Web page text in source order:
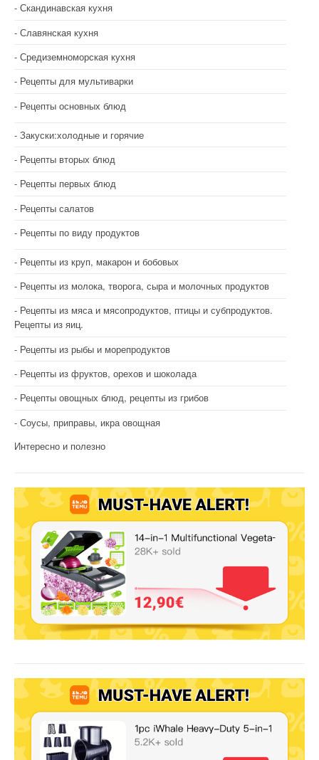
Скандинавская кухня
Славянская кухня
Средиземноморская кухня
Рецепты для мультиварки
Рецепты основных блюд
Закуски:холодные и горячие
Рецепты вторых блюд
Рецепты первых блюд
Рецепты салатов
Рецепты по виду продуктов
Рецепты из круп, макарон и бобовых
Рецепты из молока, творога, сыра и молочных продуктов
Рецепты из мяса и мясопродуктов, птицы и субпродуктов.
Рецепты из яиц.
Рецепты из рыбы и морепродуктов
Рецепты из фруктов, орехов и шоколада
Рецепты овощных блюд, рецепты из грибов
Соусы, приправы, икра овощная
Интересно и полезно